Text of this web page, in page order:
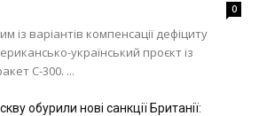
0
із варіантів компенсації дефіциту
український проєкт із
С-300. ...
обурили нові санкції Британії: